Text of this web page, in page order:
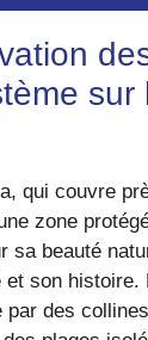
sur
qui couvre
zone
sa beauté
et son histoire.
par des